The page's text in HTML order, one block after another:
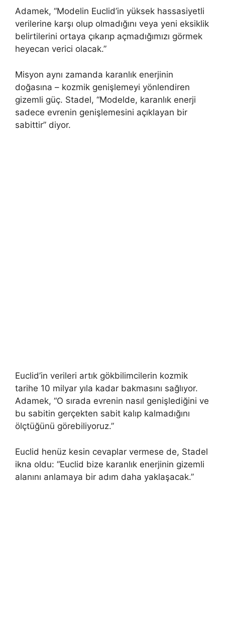
Adamek, “Modelin Euclid’in yüksek hassasiyetli
verilerine karşı olup olmadığını veya yeni eksiklik
belirtilerini ortaya çıkarıp açmadığımızı görmek
heyecan verici olacak.”
Misyon aynı zamanda karanlık enerjinin
doğasına – kozmik genişlemeyi yönlendiren
gizemli güç. Stadel, “Modelde, karanlık enerji
sadece evrenin genişlemesini açıklayan bir
sabittir” diyor.
Euclid’in verileri artık gökbilimcilerin kozmik
tarihe 10 milyar yıla kadar bakmasını sağlıyor.
Adamek, “O sırada evrenin nasıl genişlediğini ve
bu sabitin gerçekten sabit kalıp kalmadığını
ölçtüğünü görebiliyoruz.”
Euclid henüz kesin cevaplar vermese de, Stadel
ikna oldu: “Euclid bize karanlık enerjinin gizemli
alanını anlamaya bir adım daha yaklaşacak.”